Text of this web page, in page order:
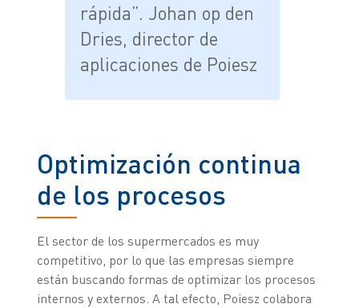
rápida”. Johan op den
Dries, director de
aplicaciones de Poiesz
Optimización continua
de los procesos
El sector de los supermercados es muy
competitivo, por lo que las empresas siempre
están buscando formas de optimizar los procesos
internos y externos. A tal efecto, Poiesz colabora